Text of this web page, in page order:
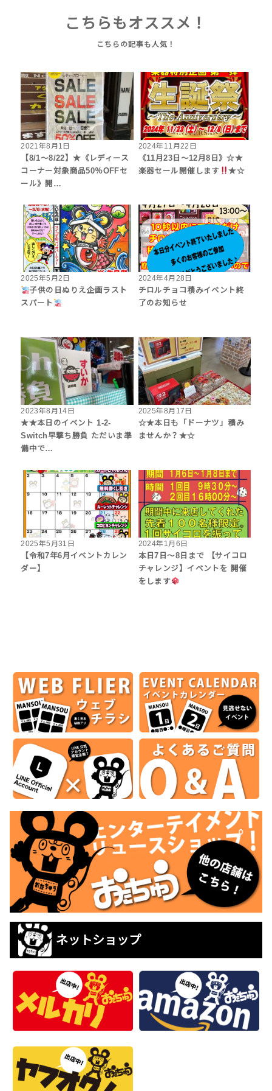
こちらもオススメ！
2021年8月1日
【8/1～8/22】★《レディース
コーナー対象商品50％OFFセ
ール》開…
2024年11月22日
《11月23日～12月8日》☆★
楽器セール開催します
★☆
2025年5月2日
子供の日ぬりえ企画ラスト
スパート
2024年4月28日
チロルチョコ積みイベント終
了のお知らせ
2023年8月14日
★★本日のイベント 1-2-
Switch早撃ち勝負 ただいま準
備中で…
2025年8月17日
☆★本日も「ドーナツ」積み
ませんか？★☆
2025年5月31日
【令和7年6月イベントカレン
ダー】
2024年1月6日
本日7日〜8日まで 【サイコロ
チャレンジ】イベントを 開催
をします
ネットショップ